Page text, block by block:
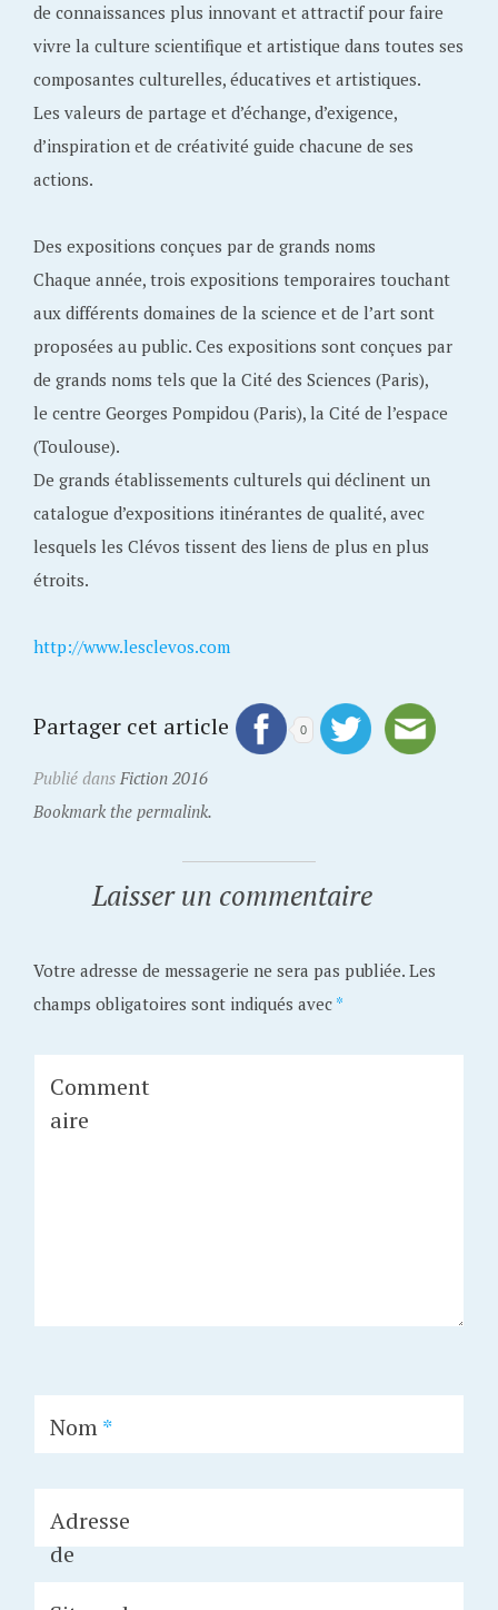
de connaissances plus innovant et attractif pour faire
vivre la culture scientifique et artistique dans toutes ses
composantes culturelles, éducatives et artistiques.
Les valeurs de partage et d’échange, d’exigence,
d’inspiration et de créativité guide chacune de ses
actions.
Des expositions conçues par de grands noms
Chaque année, trois expositions temporaires touchant
aux différents domaines de la science et de l’art sont
proposées au public. Ces expositions sont conçues par
de grands noms tels que la Cité des Sciences (Paris),
le centre Georges Pompidou (Paris), la Cité de l’espace
(Toulouse).
De grands établissements culturels qui déclinent un
catalogue d’expositions itinérantes de qualité, avec
lesquels les Clévos tissent des liens de plus en plus
étroits.
http://www.lesclevos.com
Partager cet article 0
Publié dans Fiction 2016
Bookmark the permalink.
Laisser un commentaire
Votre adresse de messagerie ne sera pas publiée.Les
champs obligatoires sont indiqués avec *
Comment
aire
Nom*
Adresse
de
messager